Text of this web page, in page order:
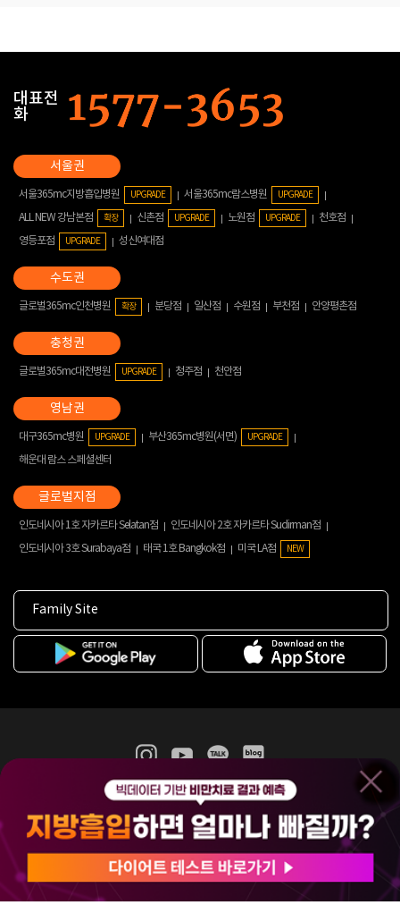
대표전
화
서울365mc지방흡입병원 UPGRADE 서울365mc람스병원 UPGRADE
ALL NEW 강남본점 확장 신촌점 UPGRADE 노원점 UPGRADE
천호점
영등포점
UPGRADE 성신여대점
글로벌365mc인천병원 확장 분당점 일산점 수원점 부천점 안양평촌점
글로벌365mc대전병원 UPGRADE 청주점 천안점
대구365mc병원 UPGRADE 부산365mc병원(서면) UPGRADE
해운대 람스 스페셜센터
인도네시아 1호 자카르타 Selatan점
인도네시아 2호 자카르타 Sudirman점
인도네시아 3호 Surabaya점
태국 1호 Bangkok점 미국 LA점 NEW
Family Site
365mc 병·의원 이용약관
홈페이지 이용약관
비급여진료수가
(주)365mcㅣ서울특별시 서초구 서초대로52길 7, 3~4층(서초동, 제일빌딩)
120-87-04354ㅣ김남철
COPYRIGHT(C) 2025 365mc. ALL RIGHTS RESERVED.